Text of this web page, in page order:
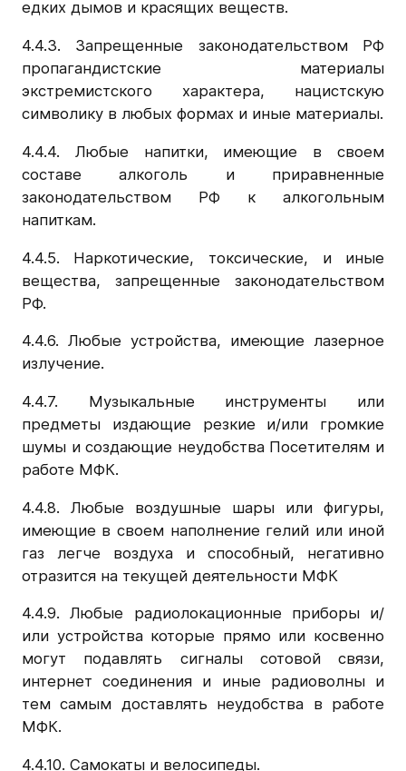
едких дымов и красящих веществ.
4.4.3. Запрещенные законодательством РФ
пропагандистские материалы
экстремистского характера, нацистскую
символику в любых формах и иные материалы.
4.4.4. Любые напитки, имеющие в своем
составе алкоголь и приравненные
законодательством РФ к алкогольным
напиткам.
4.4.5. Наркотические, токсические, и иные
вещества, запрещенные законодательством
РФ.
4.4.6. Любые устройства, имеющие лазерное
излучение.
4.4.7. Музыкальные инструменты или
предметы издающие резкие и/или громкие
шумы и создающие неудобства Посетителям и
работе МФК.
4.4.8. Любые воздушные шары или фигуры,
имеющие в своем наполнение гелий или иной
газ легче воздуха и способный, негативно
отразится на текущей деятельности МФК
4.4.9. Любые радиолокационные приборы и/
или устройства которые прямо или косвенно
могут подавлять сигналы сотовой связи,
интернет соединения и иные радиоволны и
тем самым доставлять неудобства в работе
МФК.
4.4.10. Самокаты и велосипеды.